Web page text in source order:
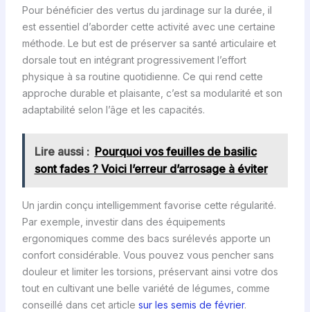
Pour bénéficier des vertus du jardinage sur la durée, il
est essentiel d’aborder cette activité avec une certaine
méthode. Le but est de préserver sa santé articulaire et
dorsale tout en intégrant progressivement l’effort
physique à sa routine quotidienne. Ce qui rend cette
approche durable et plaisante, c’est sa modularité et son
adaptabilité selon l’âge et les capacités.
Lire aussi : Pourquoi vos feuilles de basilic
sont fades ? Voici l’erreur d’arrosage à éviter
Un jardin conçu intelligemment favorise cette régularité.
Par exemple, investir dans des équipements
ergonomiques comme des bacs surélevés apporte un
confort considérable. Vous pouvez vous pencher sans
douleur et limiter les torsions, préservant ainsi votre dos
tout en cultivant une belle variété de légumes, comme
conseillé dans cet article sur les semis de février.